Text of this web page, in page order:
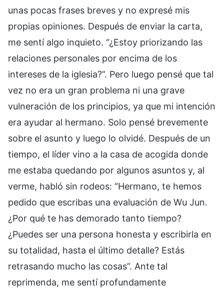
unas pocas frases breves y no expresé mis
propias opiniones. Después de enviar la carta,
me sentí algo inquieto. “¿Estoy priorizando las
relaciones personales por encima de los
intereses de la iglesia?”. Pero luego pensé que tal
vez no era un gran problema ni una grave
vulneración de los principios, ya que mi intención
era ayudar al hermano. Solo pensé brevemente
sobre el asunto y luego lo olvidé. Después de un
tiempo, el líder vino a la casa de acogida donde
me estaba quedando por algunos asuntos y, al
verme, habló sin rodeos: “Hermano, te hemos
pedido que escribas una evaluación de Wu Jun.
¿Por qué te has demorado tanto tiempo?
¿Puedes ser una persona honesta y escribirla en
su totalidad, hasta el último detalle? Estás
retrasando mucho las cosas”. Ante tal
reprimenda, me sentí profundamente